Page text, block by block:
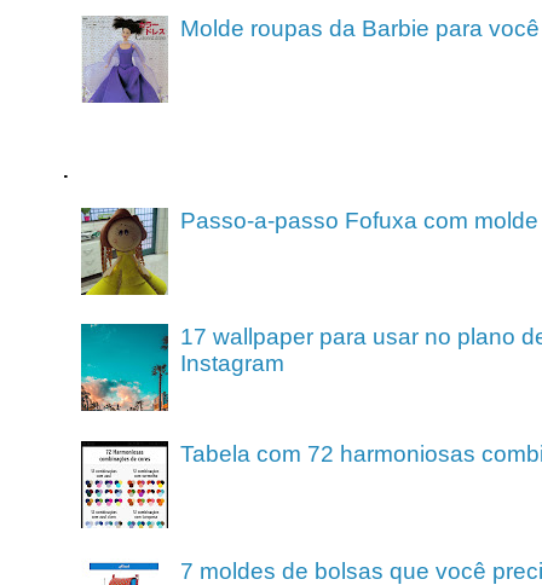
Molde roupas da Barbie para
.
Passo-a-passo Fofuxa com molde
17 wallpaper para usar no plano
Instagram
Tabela com 72 harmoniosas
7 moldes de bolsas que você